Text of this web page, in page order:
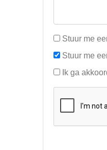
Stuur me
Stuur me
Ik ga